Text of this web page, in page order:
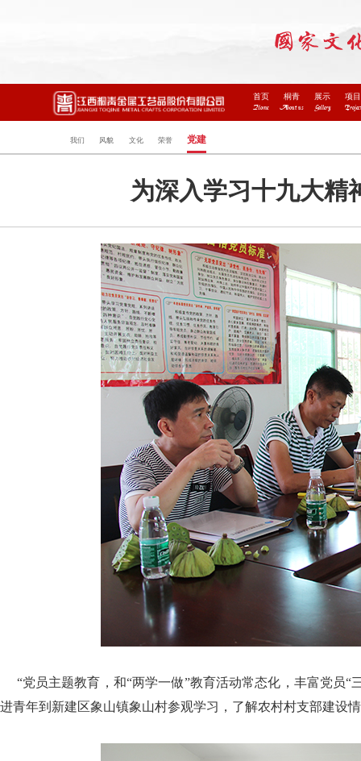
首页
Home
桐青
About us
展示
Gallery
项目
Project
我们 风貌 文化 荣誉 党建
为深入学习十九大精
“党员主题教育，和“两学一做”教育活动常态化，丰富党员“
进青年到新建区象山镇象山村参观学习，了解农村村支部建设